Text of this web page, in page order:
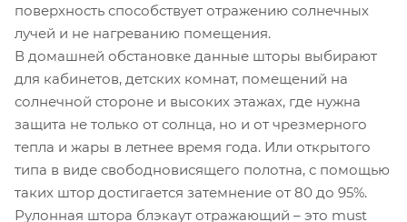
поверхность способствует отражению солнечных
лучей и не нагреванию помещения.
В домашней обстановке данные шторы выбирают
для кабинетов, детских комнат, помещений на
солнечной стороне и высоких этажах, где нужна
защита не только от солнца, но и от чрезмерного
тепла и жары в летнее время года. Или открытого
типа в виде свободновисящего полотна, с помощью
таких штор достигается затемнение от 80 до 95%.
Рулонная штора блэкаут отражающий – это must